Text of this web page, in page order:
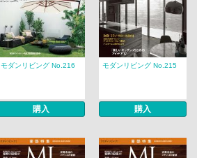
モダンリビング No.216
購入
モダンリビング No.215
購入